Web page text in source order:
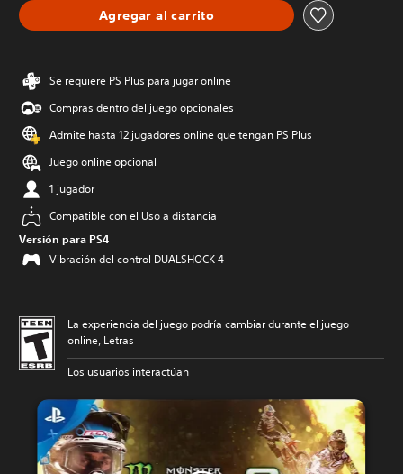
Agregar al carrito
Se requiere PS Plus para jugar online
Compras dentro del juego opcionales
Admite hasta 12 jugadores online que tengan PS Plus
Juego online opcional
1 jugador
Compatible con el Uso a distancia
Versión para PS4
Vibración del control DUALSHOCK 4
La experiencia del juego podría cambiar durante el juego
online, Letras
Los usuarios interactúan